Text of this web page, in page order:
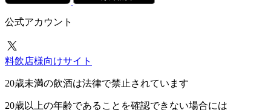
公式アカウント
料飲店様向けサイト
20歳未満の飲酒は法律で禁止されています
20歳以上の年齢であることを確認できない場合には